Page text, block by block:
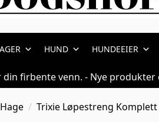
HUND HUNDEEIER
firbente venn. - Nye
Hage Trixie Løpestreng